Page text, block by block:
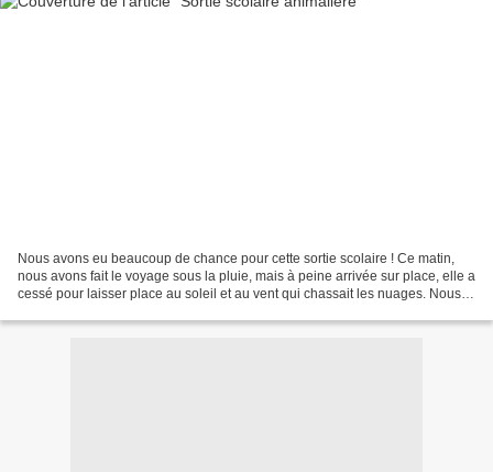
Nous avons eu beaucoup de chance pour cette sortie scolaire ! Ce matin,
nous avons fait le voyage sous la pluie, mais à peine arrivée sur place, elle a
cessé pour laisser place au soleil et au vent qui chassait les nuages. Nous